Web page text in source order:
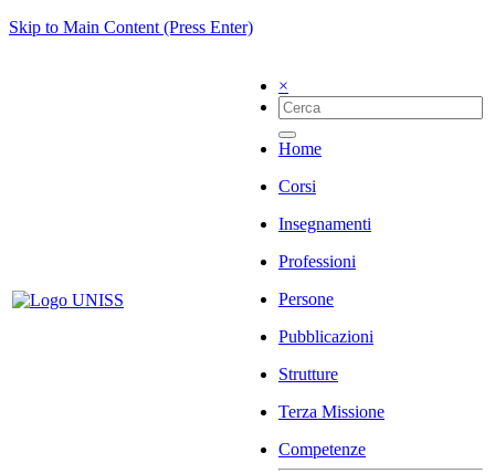
Skip to Main Content (Press Enter)
×
Home
Corsi
Insegnamenti
Professioni
Persone
Pubblicazioni
Strutture
Terza Missione
Competenze